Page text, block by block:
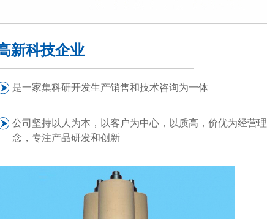
新科技企业
是一家集科研开发生产销售和技术咨询为一体
公司坚持以人为本，以客户为中心，以质高，价优为经营理
念，专注产品研发和创新